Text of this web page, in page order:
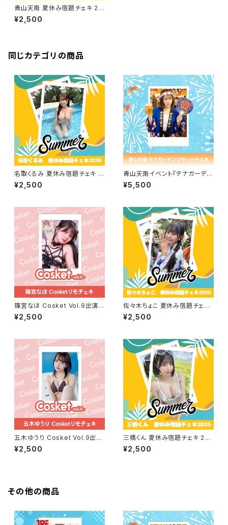
青山天南 夏休み宿題チェキ 20
26
¥2,500
同じカテゴリの商品
名取くるみ 夏休み宿題チェキ 2
026
¥2,500
青山天南イベント『テナガーデ
ン』リモートチェキセット
¥5,500
篠宮なほ Cosket Vol.9出演記
念リモチェキ
¥2,500
佐々木ちょこ 夏休み宿題チェキ
2026
¥2,500
五木ゆうり Cosket Vol.9出演
記念リモチェキ
¥2,500
三橋くん 夏休み宿題チェキ 202
6
¥2,500
その他の商品